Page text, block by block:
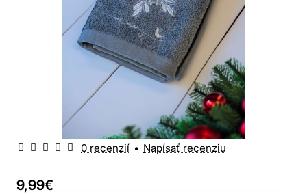
0 recenzií • Napísať recenziu
9,99€